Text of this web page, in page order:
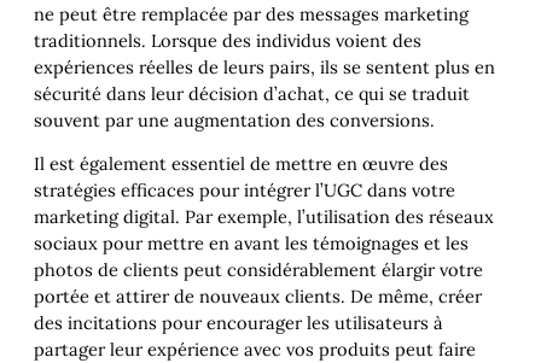
ne peut être remplacée par des messages marketing
traditionnels. Lorsque des individus voient des
expériences réelles de leurs pairs, ils se sentent plus en
sécurité dans leur décision d’achat, ce qui se traduit
souvent par une augmentation des conversions.
Il est également essentiel de mettre en œuvre des
stratégies efficaces pour intégrer l’UGC dans votre
marketing digital. Par exemple, l’utilisation des réseaux
sociaux pour mettre en avant les témoignages et les
photos de clients peut considérablement élargir votre
portée et attirer de nouveaux clients. De même, créer
des incitations pour encourager les utilisateurs à
partager leur expérience avec vos produits peut faire